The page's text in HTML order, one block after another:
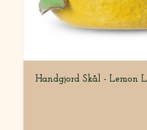
Handgjord Skål - Lemon L